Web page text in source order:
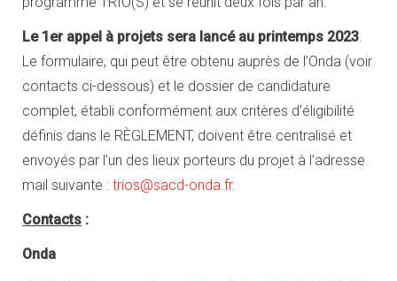
Le 1er appel à projets sera lancé au printemps 2023.
Le formulaire, qui peut être obtenu auprès de l’Onda (voir
contacts ci-dessous) et le dossier de candidature
complet, établi conformément aux critères d’éligibilité
définis dans le RÈGLEMENT, doivent être centralisé et
envoyés par l’un des lieux porteurs du projet à l’adresse
mail suivante : trios@sacd-onda.fr.
Contacts :
Onda